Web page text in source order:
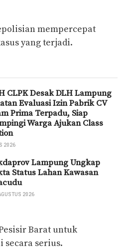
mempercepat
yang terjadi.
CLPK Desak DLH Lampung
Evaluasi Izin Pabrik CV
Prima Terpadu, Siap
Warga Ajukan Class
2026
Lampung Ungkap
Status Lahan Kawasan
2026
Barat untuk
secara serius.